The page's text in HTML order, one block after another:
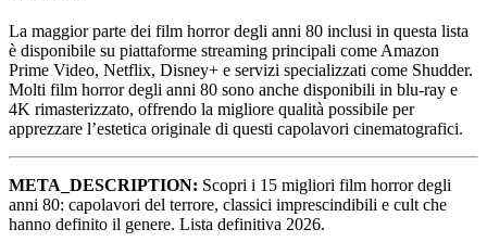
La maggior parte dei film horror degli anni 80 inclusi in questa lista
è disponibile su piattaforme streaming principali come Amazon
Prime Video, Netflix, Disney+ e servizi specializzati come Shudder.
Molti film horror degli anni 80 sono anche disponibili in blu-ray e
4K rimasterizzato, offrendo la migliore qualità possibile per
apprezzare l’estetica originale di questi capolavori cinematografici.
META_DESCRIPTION: Scopri i 15 migliori film horror degli
anni 80: capolavori del terrore, classici imprescindibili e cult che
hanno definito il genere. Lista definitiva 2026.